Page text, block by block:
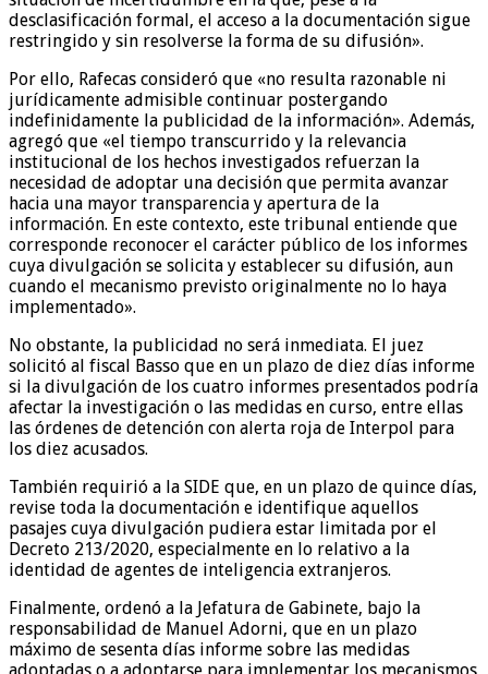
desclasificación formal, el acceso a la documentación sigue
restringido y sin resolverse la forma de su difusión».
Por ello, Rafecas consideró que «no resulta razonable ni
jurídicamente admisible continuar postergando
indefinidamente la publicidad de la información». Además,
agregó que «el tiempo transcurrido y la relevancia
institucional de los hechos investigados refuerzan la
necesidad de adoptar una decisión que permita avanzar
hacia una mayor transparencia y apertura de la
información. En este contexto, este tribunal entiende que
corresponde reconocer el carácter público de los informes
cuya divulgación se solicita y establecer su difusión, aun
cuando el mecanismo previsto originalmente no lo haya
implementado».
No obstante, la publicidad no será inmediata. El juez
solicitó al fiscal Basso que en un plazo de diez días informe
si la divulgación de los cuatro informes presentados podría
afectar la investigación o las medidas en curso, entre ellas
las órdenes de detención con alerta roja de Interpol para
los diez acusados.
También requirió a la SIDE que, en un plazo de quince días,
revise toda la documentación e identifique aquellos
pasajes cuya divulgación pudiera estar limitada por el
Decreto 213/2020, especialmente en lo relativo a la
identidad de agentes de inteligencia extranjeros.
Finalmente, ordenó a la Jefatura de Gabinete, bajo la
responsabilidad de Manuel Adorni, que en un plazo
máximo de sesenta días informe sobre las medidas